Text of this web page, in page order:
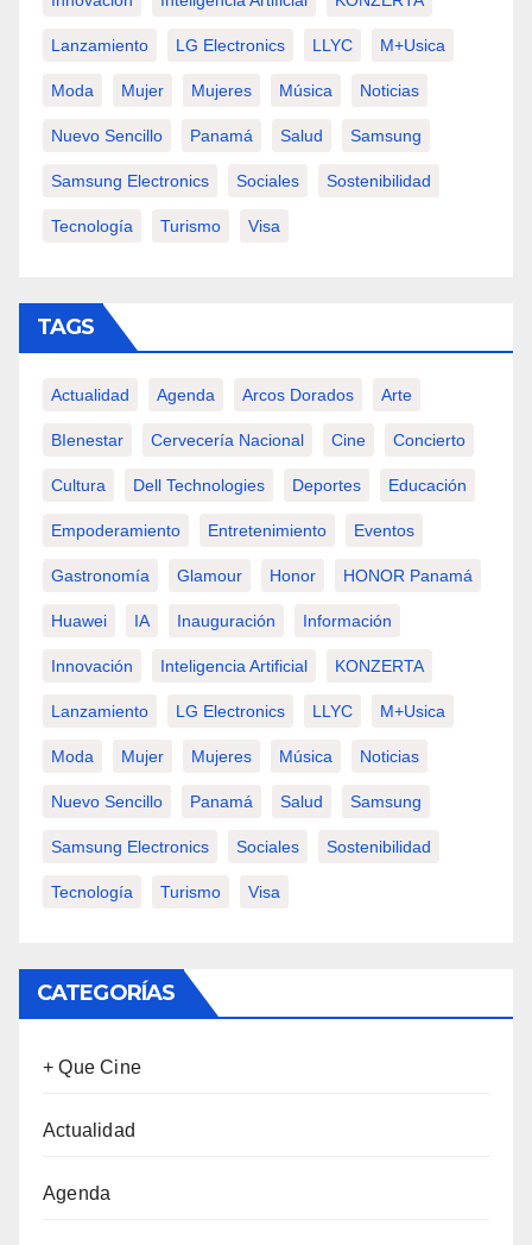
Lanzamiento LG Electronics LLYC M+usica
Moda Mujer Mujeres Música Noticias
Nuevo Sencillo Panamá Salud Samsung
Samsung Electronics Sociales Sostenibilidad
Tecnología Turismo Visa
TAGS
Actualidad Agenda Arcos Dorados Arte
BIenestar Cervecería Nacional Cine Concierto
Cultura Dell Technologies Deportes Educación
Empoderamiento Entretenimiento Eventos
Gastronomía Glamour Honor HONOR Panamá
Huawei IA Inauguración Información
Innovación Inteligencia Artificial KONZERTA
Lanzamiento LG Electronics LLYC M+usica
Moda Mujer Mujeres Música Noticias
Nuevo Sencillo Panamá Salud Samsung
Samsung Electronics Sociales Sostenibilidad
Tecnología Turismo Visa
CATEGORÍAS
+ Que Cine
Actualidad
Agenda